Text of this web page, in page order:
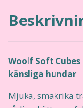
Woolf Soft
känsliga hundar
Mjuka, smakrika